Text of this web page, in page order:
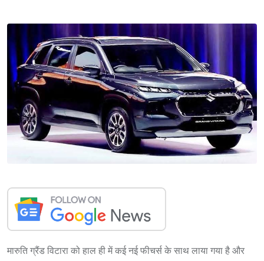
मारुति ग्रैंड विटारा को हाल ही में कई नई फीचर्स के साथ लाया गया है और